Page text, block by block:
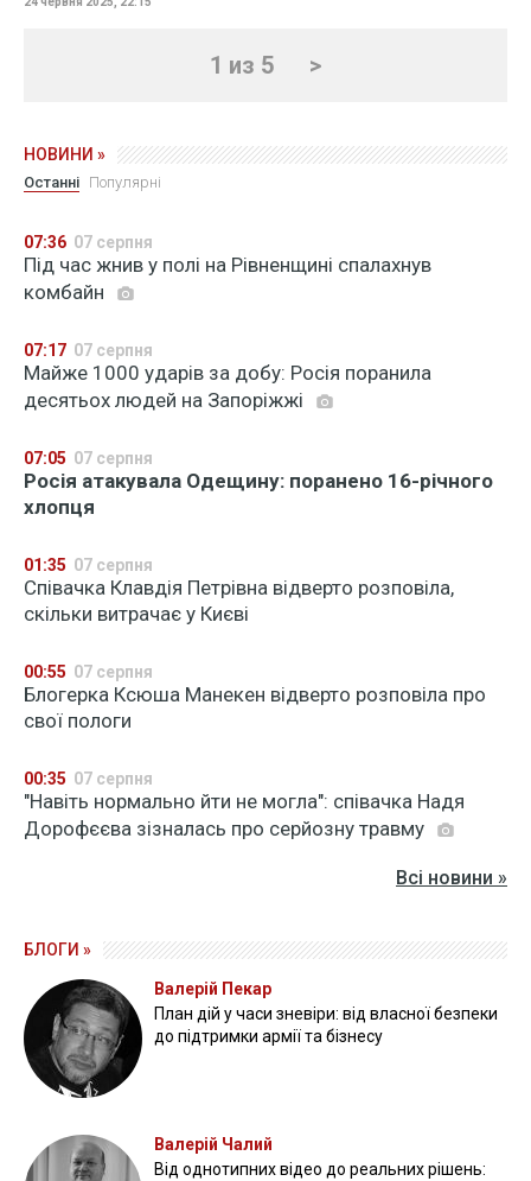
1 из 5 >
НОВИНИ »
Останні Популярні
07:36 07 серпня
Під час жнив у полі на Рівненщині спалахнув
комбайн
07:17 07 серпня
Майже 1000 ударів за добу: Росія поранила
десятьох людей на Запоріжжі
07:05 07 серпня
Росія атакувала Одещину: поранено 16-річного
хлопця
01:35 07 серпня
Співачка Клавдія Петрівна відверто розповіла,
скільки витрачає у Києві
00:55 07 серпня
Блогерка Ксюша Манекен відверто розповіла про
свої пологи
00:35 07 серпня
"Навіть нормально йти не могла": співачка Надя
Дорофєєва зізналась про серйозну травму
Всі новини »
БЛОГИ »
Валерій Пекар
План дій у часи зневіри: від власної безпеки
до підтримки армії та бізнесу
Валерій Чалий
Від однотипних відео до реальних рішень: